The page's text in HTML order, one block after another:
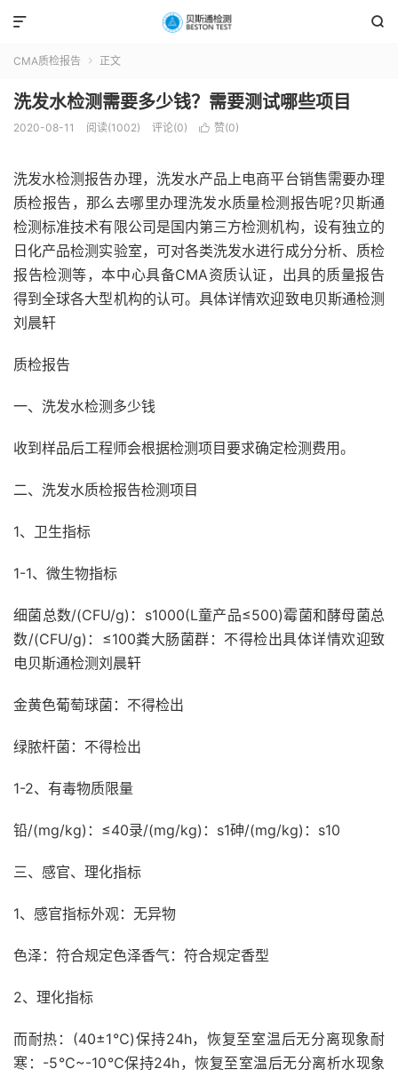


CMA质检报告  正文
洗发水检测需要多少钱？需要测试哪些项目
2020-08-11 阅读(1002) 评论(0)  赞(0)
洗发水检测报告办理，洗发水产品上电商平台销售需要办理
质检报告，那么去哪里办理洗发水质量检测报告呢?贝斯通
检测标准技术有限公司是国内第三方检测机构，设有独立的
日化产品检测实验室，可对各类洗发水进行成分分析、质检
报告检测等，本中心具备CMA资质认证，出具的质量报告
得到全球各大型机构的认可。具体详情欢迎致电贝斯通检测
刘晨轩
质检报告
一、洗发水检测多少钱
收到样品后工程师会根据检测项目要求确定检测费用。
二、洗发水质检报告检测项目
1、卫生指标
1-1、微生物指标
细菌总数/(CFU/g)：s1000(L童产品≤500)霉菌和酵母菌总
数/(CFU/g)：≤100粪大肠菌群：不得检出具体详情欢迎致
电贝斯通检测刘晨轩
金黄色葡萄球菌：不得检出
绿脓杆菌：不得检出
1-2、有毒物质限量
铅/(mg/kg)：≤40录/(mg/kg)：s1砷/(mg/kg)：s10
三、感官、理化指标
1、感官指标外观：无异物
色泽：符合规定色泽香气：符合规定香型
2、理化指标
而耐热：(40±1℃)保持24h，恢复至室温后无分离现象耐
寒：-5℃~-10℃保持24h，恢复至室温后无分离析水现象